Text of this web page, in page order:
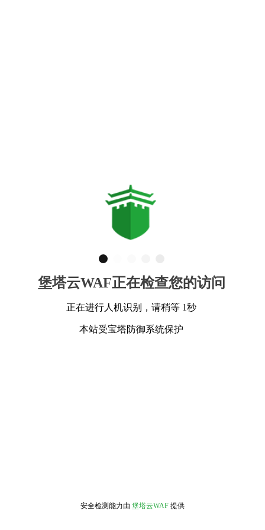
堡塔云WAF正在检查您的访问
正在进行人机识别，请稍等 1秒
本站受宝塔防御系统保护
安全检测能力由 堡塔云WAF 提供